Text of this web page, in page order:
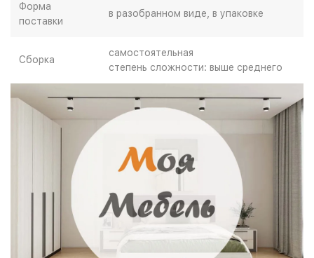
Форма
поставки
в разобранном виде, в упаковке
Сборка
самостоятельная
степень сложности: выше среднего